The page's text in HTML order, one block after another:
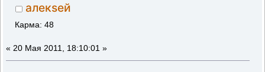
алекsей
Карма: 48
« 20 Мая 2011, 18:10:01 »